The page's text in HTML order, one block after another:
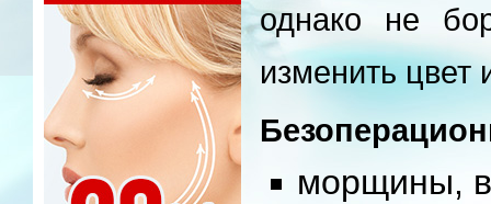
однако не
изменить цвет
морщины, в